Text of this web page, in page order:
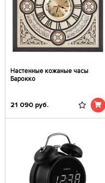
Настенные кожаные часы
Барокко
21 090 руб.